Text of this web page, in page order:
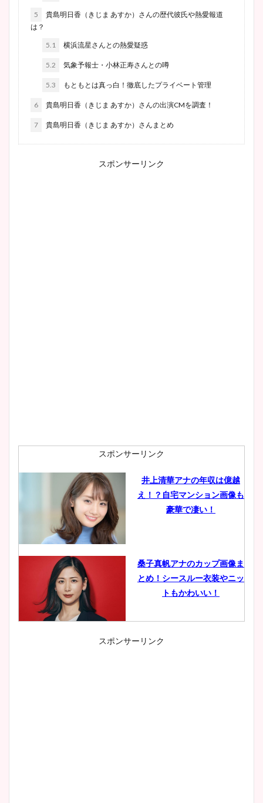
5
貴島明日香（きじま あすか）さんの歴代彼氏や熱愛報道
は？
5.1 横浜流星さんとの熱愛疑惑
5.2 気象予報士・小林正寿さんとの噂
5.3 もともとは真っ白！徹底したプライベート管理
6 貴島明日香（きじま あすか）さんの出演CMを調査！
7 貴島明日香（きじま あすか）さんまとめ
スポンサーリンク
スポンサーリンク
井上清華アナの年収は億越
え！？自宅マンション画像も
豪華で凄い！
桑子真帆アナのカップ画像ま
とめ！シースルー衣装やニッ
トもかわいい！
小室瑛莉子のカップ画像まと
スポンサーリンク